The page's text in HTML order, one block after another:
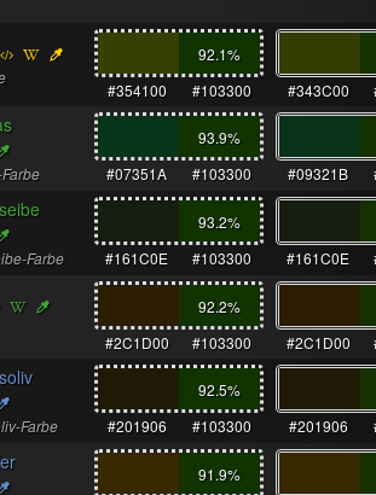
92.1%
#354100
#103300 #343C00
93.9%
#07351A
#103300 #09321B
Farbe
93.2%
#161C0E
#103300 #161C0E
92.2%
#2C1D00
#103300 #2C1D00
Farbe
92.5%
#201906
#103300 #201906
91.9%